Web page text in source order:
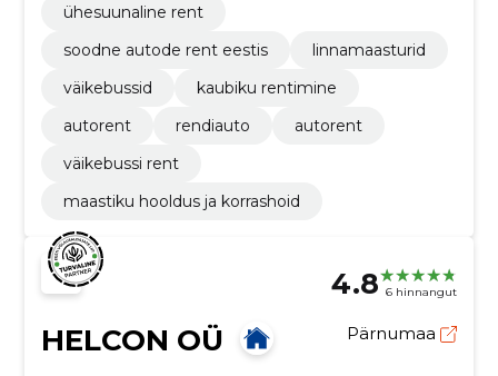
ühesuunaline rent
soodne autode rent eestis
linnamaasturid
väikebussid
kaubiku rentimine
autorent
rendiauto
autorent
väikebussi rent
maastiku hooldus ja korrashoid
4.8 6 hinnangut
HELCON OÜ Pärnumaa